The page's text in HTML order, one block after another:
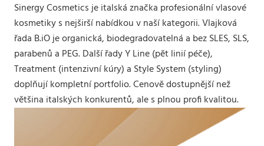
Sinergy Cosmetics je italská značka profesionální vlasové
kosmetiky s nejširší nabídkou v naší kategorii. Vlajková
řada B.iO je organická, biodegradovatelná a bez SLES, SLS,
parabenů a PEG. Další řady Y Line (pět linií péče),
Treatment (intenzivní kúry) a Style System (styling)
doplňují kompletní portfolio. Cenově dostupnější než
většina italských konkurentů, ale s plnou profi kvalitou.